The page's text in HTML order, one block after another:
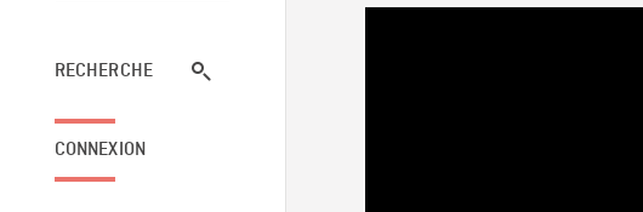
RECHERCHE
CONNEXION